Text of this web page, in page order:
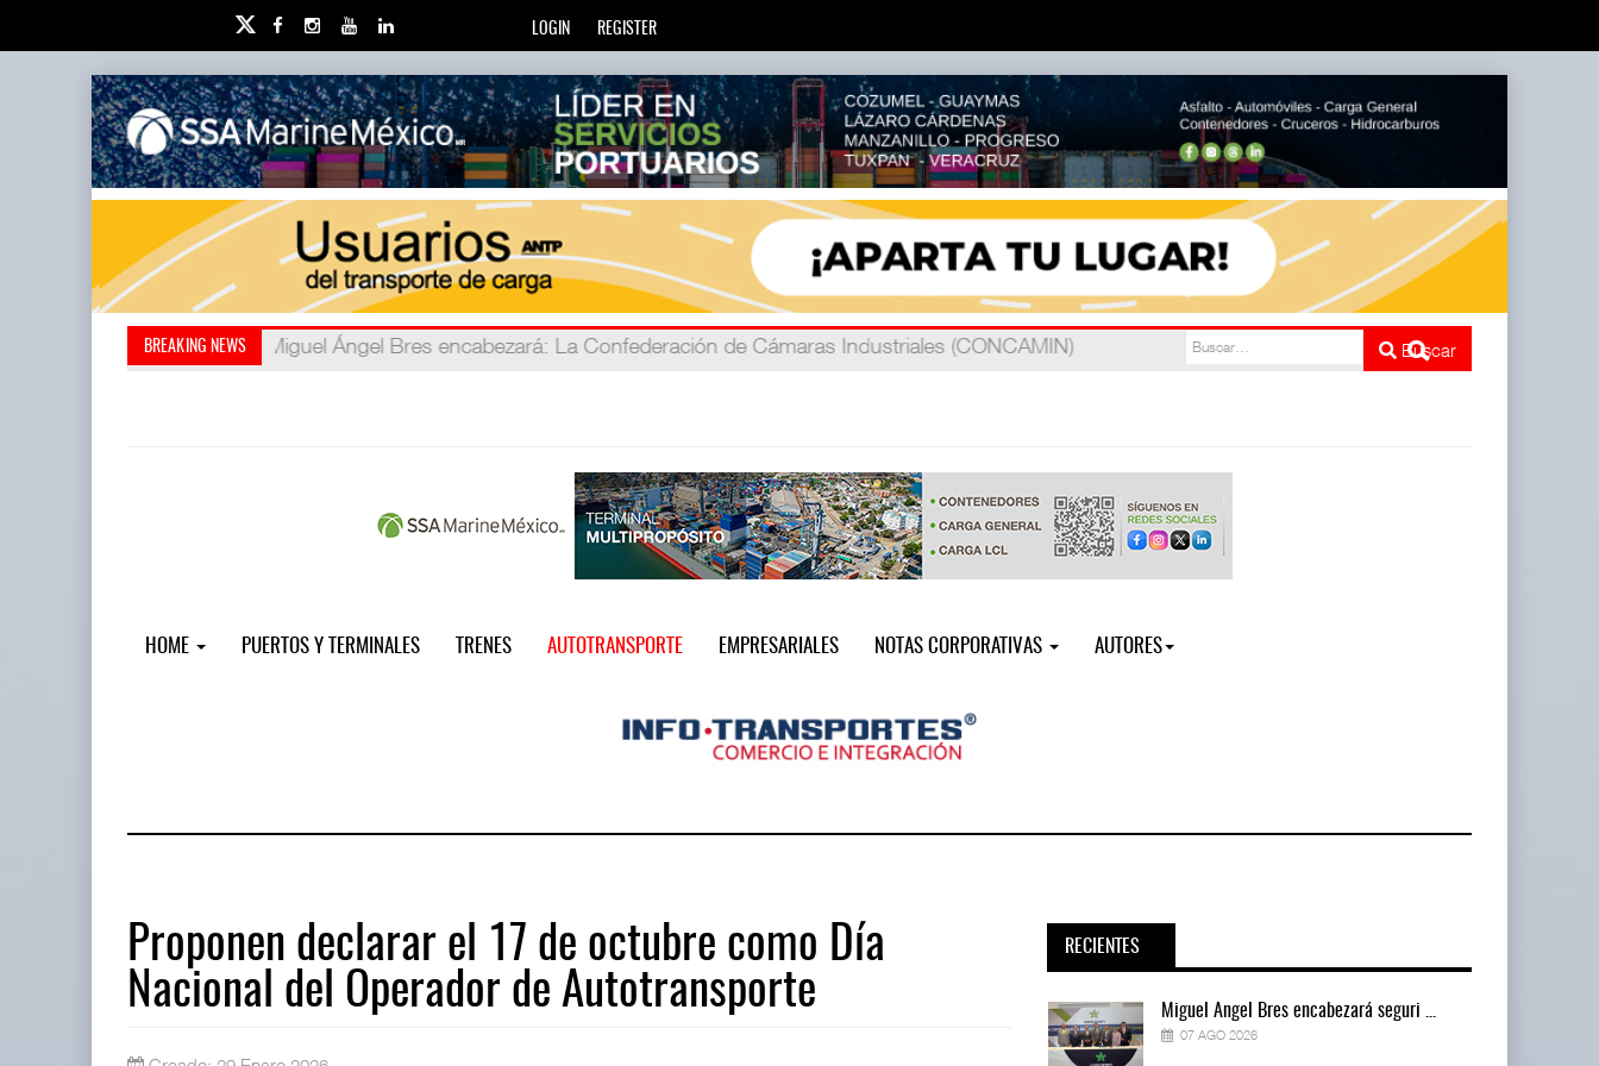
LOGIN REGISTER
BREAKING NEWS Miguel Ángel Bres encabezará
Retos de la educación privada : Más de 20 mil escuelas privadas atienden a más de cinco
Buscar
HOME PUERTOS Y TERMINALES TRENES AUTOTRANSPORTE EMPRESARIALES NOTAS CORPORATIVAS AUTORES
Proponen declarar el 17 de octubre como Día
Nacional del Operador de Autotransporte
RECIENTES
Miguel Ángel Bres encabezará seguri ... Miguel Ángel Bres encabezará seguri ... Miguel Ángel Bres encabezará seguri ...
07 AGO 2026